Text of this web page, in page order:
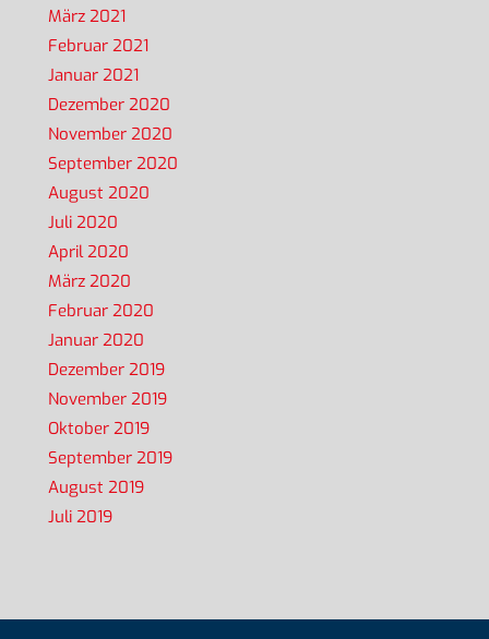
März 2021
Februar 2021
Januar 2021
Dezember 2020
November 2020
September 2020
August 2020
Juli 2020
April 2020
März 2020
Februar 2020
Januar 2020
Dezember 2019
November 2019
Oktober 2019
September 2019
August 2019
Juli 2019